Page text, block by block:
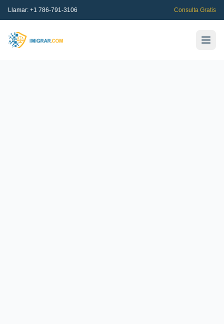
Llamar: +1 786-791-3106 Consulta Gratis